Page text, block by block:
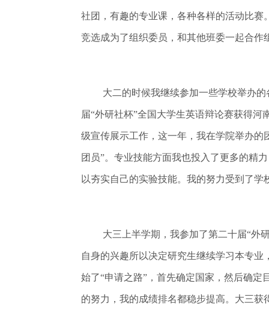
社团，有趣的专业课，各种各样的活动比
竞选成为了组织委员，和其他班委一起合
大二的时候我继续参加一些学校举办
届“外研社杯”全国大学生英语辩论赛获得
级宣传展示工作，这一年，我在学院举办的
团员”。专业技能方面我也投入了更多的精
以夯实自己的实验技能。我的努力受到了
大三上半学期，我参加了第二十届“外
自身的兴趣所以决定研究生继续学习本专
始了“申请之路”，首先确定国家，然后确
的努力，我的成绩排名都稳步提高。大三获